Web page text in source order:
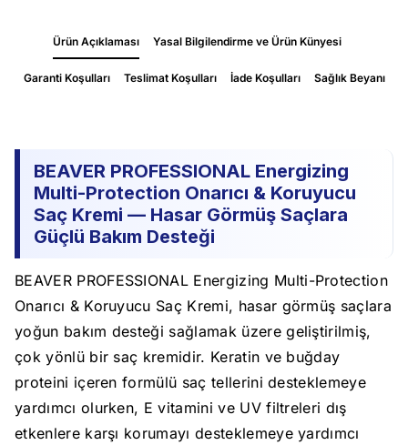
Ürün Açıklaması Yasal Bilgilendirme ve Ürün Künyesi
Garanti Koşulları Teslimat Koşulları İade Koşulları Sağlık Beyanı
BEAVER PROFESSIONAL Energizing
Multi-Protection Onarıcı & Koruyucu
Saç Kremi — Hasar Görmüş Saçlara
Güçlü Bakım Desteği
BEAVER PROFESSIONAL Energizing Multi-Protection
Onarıcı & Koruyucu Saç Kremi, hasar görmüş saçlara
yoğun bakım desteği sağlamak üzere geliştirilmiş,
çok yönlü bir saç kremidir. Keratin ve buğday
proteini içeren formülü saç tellerini desteklemeye
yardımcı olurken, E vitamini ve UV filtreleri dış
etkenlere karşı korumayı desteklemeye yardımcı